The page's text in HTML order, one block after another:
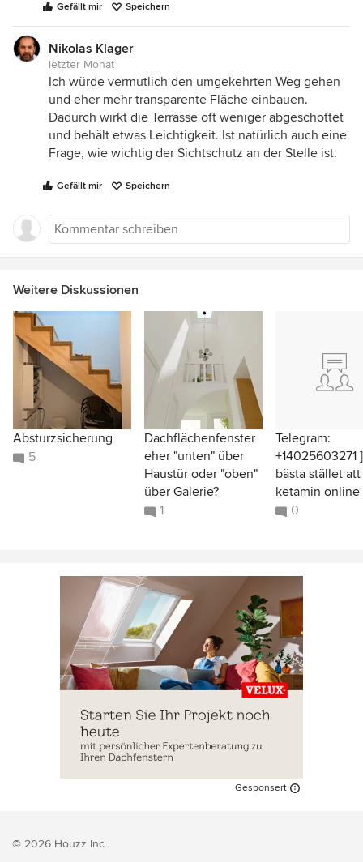
Gefällt mir Speichern
Nikolas Klager
letzter Monat
Ich würde vermutlich den umgekehrten Weg gehen
und eher mehr transparente Fläche einbauen.
Dadurch wirkt die Terrasse oft weniger abgeschottet
und behält etwas Leichtigkeit. Ist natürlich auch eine
Frage, wie wichtig der Sichtschutz an der Stelle ist.
Gefällt mir Speichern
Weitere Diskussionen
Absturzsicherung
5
Dachflächenfenster
eher "unten" über
Haustür oder "oben"
über Galerie?
1
Telegram:
+14025603271 ]
bästa stället
ketamin online
0
Gesponsert
© 2026 Houzz Inc.